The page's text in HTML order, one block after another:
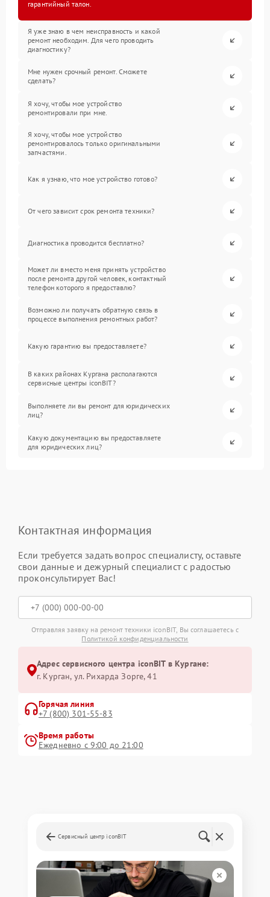
гарантийный талон.
Я уже знаю в чем неисправность и какой
ремонт необходим. Для чего проводить
диагностику?
Мне нужен срочный ремонт. Сможете
сделать?
Я хочу, чтобы мое устройство
ремонтировали при мне.
Я хочу, чтобы мое устройство
ремонтировалось только оригинальными
запчастями.
Как я узнаю, что мое устройство готово?
От чего зависит срок ремонта техники?
Диагностика проводится бесплатно?
Может ли вместо меня принять устройство
после ремонта другой человек, контактный
телефон которого я предоставлю?
Возможно ли получать обратную связь в
процессе выполнения ремонтных работ?
Какую гарантию вы предоставляете?
В каких районах Кургана располагаются
сервисные центры iconBIT?
Выполняете ли вы ремонт для юридических
лиц?
Какую документацию вы предоставляете
для юридических лиц?
Контактная информация
Если требуется задать вопрос специалисту, оставьте
свои данные и дежурный специалист с радостью
проконсультирует Вас!
Отправляя заявку на ремонт техники iconBIT, Вы соглашаетесь с
Политикой конфиденциальности
Адрес сервисного центра iconBIT в Кургане:
г. Курган, ул. Рихарда Зорге, 41
Горячая линия
+7 (800) 301-55-83
Время работы
Ежедневно с 9:00 до 21:00
Сервисный центр iconBIT